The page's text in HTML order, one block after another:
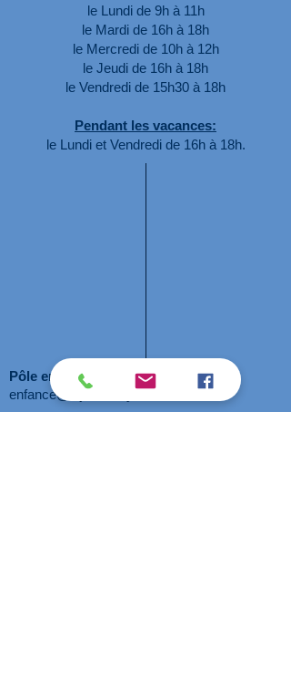
le Lundi de 9h à 11h
le Mardi de 16h à 18h
le Mercredi de 10h à 12h
le Jeudi de 16h à 18h
le Vendredi de 15h30 à 18h
Pendant les vacances:
le Lundi et Vendredi de 16h à 18h.
Pôle enfance
(3-9 ans) :
enfance@aljsavenay.fr